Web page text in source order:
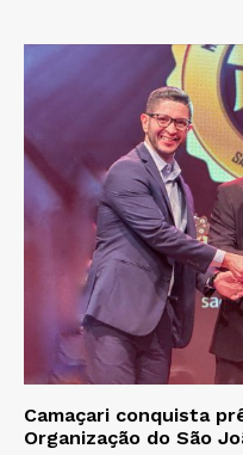
Camaçari conquista
Organização do São